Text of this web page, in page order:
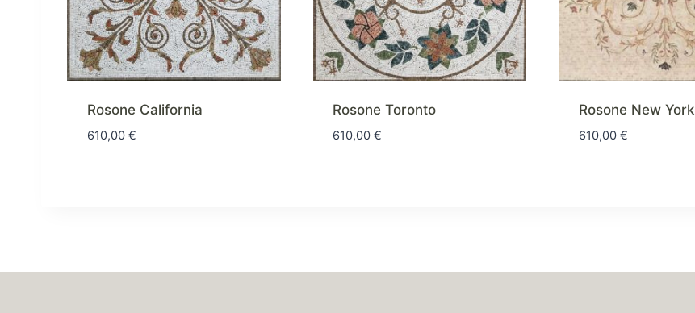
Rosone California
610,00 €
Rosone Toronto
610,00 €
Rosone New York
610,00 €